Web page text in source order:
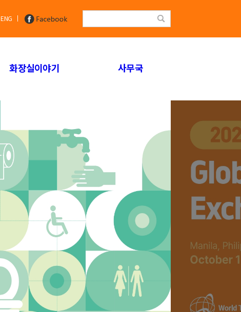
ENG
화장실이야기 사무국